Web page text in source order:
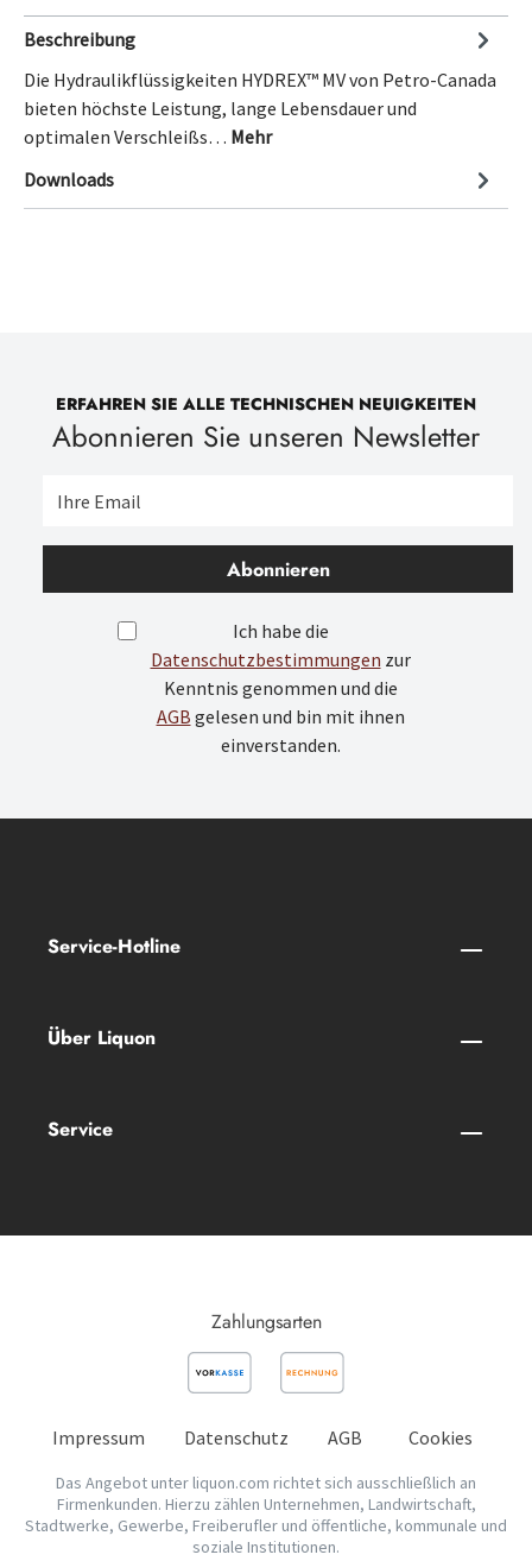
Beschreibung
Die Hydraulikflüssigkeiten HYDREX™ MV von Petro-Canada
bieten höchste Leistung, lange Lebensdauer und
optimalen Verschleißs… Mehr
Downloads
ERFAHREN SIE ALLE TECHNISCHEN NEUIGKEITEN
Abonnieren Sie unseren Newsletter
Abonnieren
Ich habe die
Datenschutzbestimmungen zur
Kenntnis genommen und die
AGB gelesen und bin mit ihnen
einverstanden.
Service-Hotline
Über Liquon
Service
Zahlungsarten
Impressum Datenschutz AGB Cookies
Das Angebot unter liquon.com richtet sich ausschließlich an
Firmenkunden. Hierzu zählen Unternehmen, Landwirtschaft,
Stadtwerke, Gewerbe, Freiberufler und öffentliche, kommunale und
soziale Institutionen.